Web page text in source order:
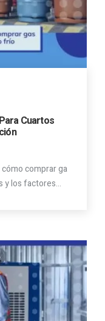
Cuartos
comprar ga
y los factores…